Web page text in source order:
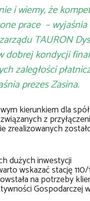
i wiemy, że
prace – wyjaśnia
TAURON
dobrej kondycji
zaległości
prezes Zasina.
kierunkiem dla
z
zrealizowanych
dużych inwestycji
wskazać stację 110/
na potrzeby
Gospodarczej